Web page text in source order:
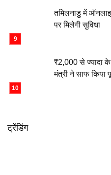
तमिलनाडु में
पर मिलेगी सुविधा
₹2,000 से ज्यादा के
मंत्री ने साफ किया
ट्रेंडिंग